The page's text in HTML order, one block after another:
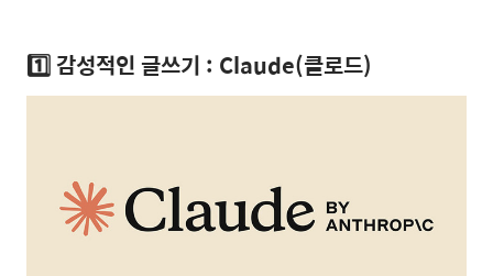
1️⃣ 감성적인 글쓰기 : Claude(클로드)